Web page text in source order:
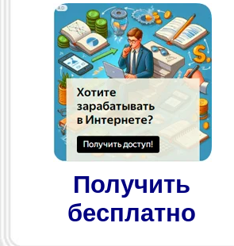
Получить
бесплатно